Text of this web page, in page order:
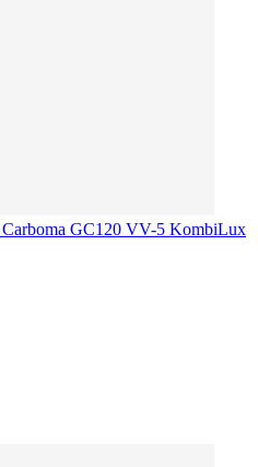
GC120 VV-5 KombiLux